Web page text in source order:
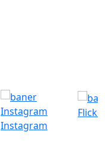
Instagram
Flickr